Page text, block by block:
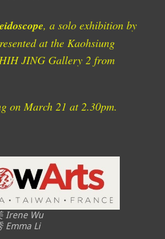
, a solo exhibition by
at the Kaohsiung
JING Gallery 2 from
on March 21 at 2.30pm.
Irene Wu
Emma Li